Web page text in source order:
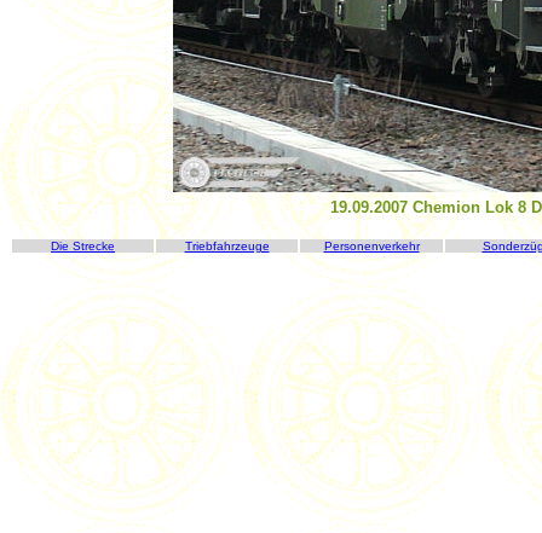
19.09.2007 Chemion Lok 8
Die Strecke Triebfahrzeuge Personenverkehr